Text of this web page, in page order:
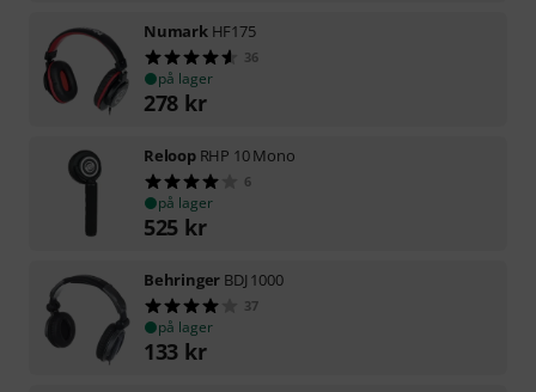
Numark HF175
36
på lager
278 kr
Reloop RHP 10 Mono
6
på lager
525 kr
Behringer BDJ 1000
37
på lager
133 kr